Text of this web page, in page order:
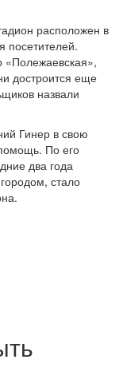
расположен в
посетителей.
«Полежаевская»,
достроится еще
назвали
Гинер в свою
По его
два года
стало